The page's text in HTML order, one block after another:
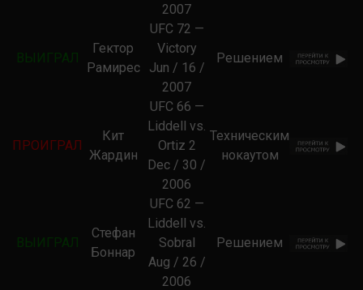
2007
ВЫИГРАЛ
Гектор
Рамирес
UFC 72 —
Victory
Jun / 16 /
2007
Решением
ПРОИГРАЛ
Кит
Жардин
UFC 66 —
Liddell vs.
Ortiz 2
Dec / 30 /
2006
Техническим
нокаутом
ВЫИГРАЛ
Стефан
Боннар
UFC 62 —
Liddell vs.
Sobral
Aug / 26 /
2006
Решением